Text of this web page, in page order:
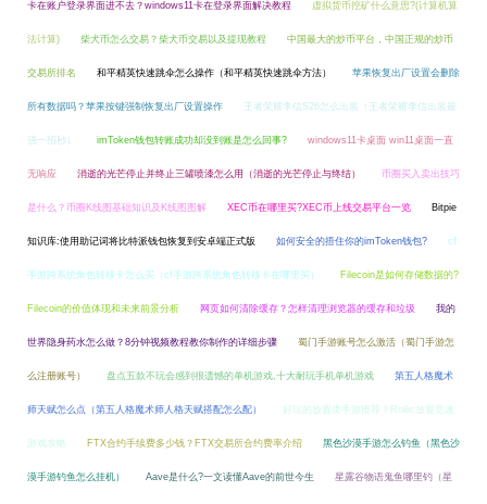
卡在账户登录界面进不去？windows11卡在登录界面解决教程 虚拟货币挖矿什么意思?(计算机算
法计算) 柴犬币怎么交易？柴犬币交易以及提现教程 中国最大的炒币平台，中国正规的炒币
交易所排名 和平精英快速跳伞怎么操作（和平精英快速跳伞方法） 苹果恢复出厂设置会删除
所有数据吗？苹果按键强制恢复出厂设置操作 王者荣耀李信S26怎么出装（王者荣耀李信出装最
强一招秒） imToken钱包转账成功却没到账是怎么回事? windows11卡桌面 win11桌面一直
无响应 消逝的光芒停止并终止三罐喷漆怎么用（消逝的光芒停止与终结） 币圈买入卖出技巧
是什么？币圈K线图基础知识及K线图图解 XEC币在哪里买?XEC币上线交易平台一览 Bitpie
知识库:使用助记词将比特派钱包恢复到安卓端正式版 如何安全的捂住你的imToken钱包? cf
手游跨系统角色转移卡怎么买（cf手游跨系统角色转移卡在哪里买） Filecoin是如何存储数据的?
Filecoin的价值体现和未来前景分析 网页如何清除缓存？怎样清理浏览器的缓存和垃圾 我的
世界隐身药水怎么做？8分钟视频教程教你制作的详细步骤 蜀门手游账号怎么激活（蜀门手游怎
么注册账号） 盘点五款不玩会感到很遗憾的单机游戏,十大耐玩手机单机游戏 第五人格魔术
师天赋怎么点（第五人格魔术师人格天赋搭配怎么配） 好玩的放置类手游推荐？Rollic放置竞速
游戏攻略 FTX合约手续费多少钱？FTX交易所合约费率介绍 黑色沙漠手游怎么钓鱼（黑色沙
漠手游钓鱼怎么挂机） Aave是什么?一文读懂Aave的前世今生 星露谷物语鬼鱼哪里钓（星